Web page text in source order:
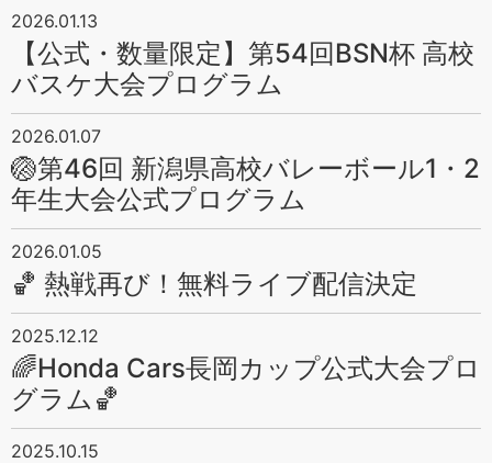
2026.01.13
【公式・数量限定】第54回BSN杯 高校
バスケ大会プログラム
2026.01.07
🏐第46回 新潟県高校バレーボール1・2
年生大会公式プログラム
2026.01.05
🏀 熱戦再び！無料ライブ配信決定
2025.12.12
🌈Honda Cars長岡カップ公式大会プロ
グラム🏀
2025.10.15